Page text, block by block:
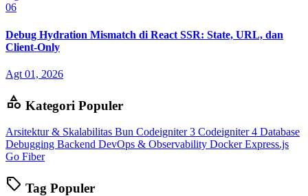
06
Debug Hydration Mismatch di React SSR: State, URL, dan
Client-Only
Agt 01, 2026
category Kategori Populer
Arsitektur & Skalabilitas Bun Codeigniter 3 Codeigniter 4 Database
Debugging Backend DevOps & Observability DockerExpress.js
Go Fiber
sell Tag Populer